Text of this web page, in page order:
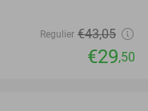
Regulier €43,05
€29,50